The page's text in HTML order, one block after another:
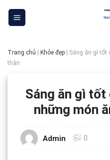
Skip
Trang chủ Khỏe đẹp
Sáng ăn gì tốt
thận
Sáng ăn gì tốt
những món
Admin 0